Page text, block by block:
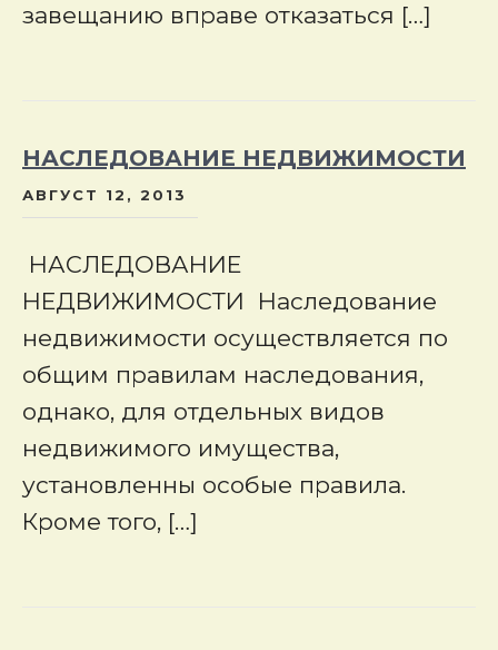
завещанию вправе отказаться […]
НАСЛЕДОВАНИЕ НЕДВИЖИМОСТИ
АВГУСТ 12, 2013
НАСЛЕДОВАНИЕ
НЕДВИЖИМОСТИ Наследование
недвижимости осуществляется по
общим правилам наследования,
однако, для отдельных видов
недвижимого имущества,
установленны особые правила.
Кроме того, […]